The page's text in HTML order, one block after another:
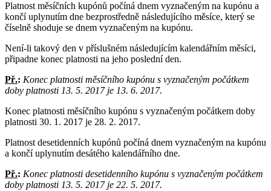
Platnost měsíčních kupónů počíná dnem vyznačeným na kupónu a
končí uplynutím dne bezprostředně následujícího měsíce, který se
číselně shoduje se dnem vyznačeným na kupónu.
Není-li takový den v příslušném následujícím kalendářním měsíci,
připadne konec platnosti na jeho poslední den.
Př.: Konec platnosti měsíčního kupónu s vyznačeným počátkem
doby platnosti 13. 5. 2017 je 13. 6. 2017.
Konec platnosti měsíčního kupónu s vyznačeným počátkem doby
platnosti 30. 1. 2017 je 28. 2. 2017.
Platnost desetidenních kupónů počíná dnem vyznačeným na kupónu
a končí uplynutím desátého kalendářního dne.
Př.: Konec platnosti desetidenního kupónu s vyznačeným počátkem
doby platnosti 13. 5. 2017 je 22. 5. 2017.